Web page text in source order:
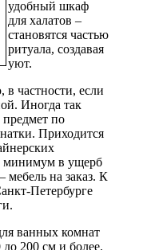
удобный шкаф
для халатов –
становятся частью
ритуала, создавая
уют.
в частности, если
Иногда так
предмет по
Приходится
минимум в ущерб
мебель на заказ. К
Петербурге
ванных комнат
200 см и более.